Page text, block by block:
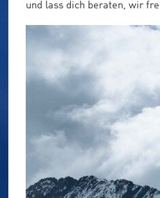
und lass dich beraten, wir